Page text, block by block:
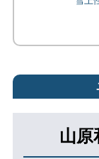
山原